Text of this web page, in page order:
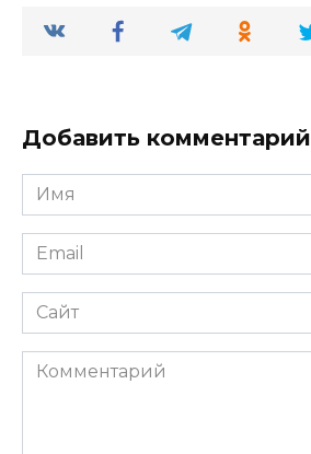
Добавить комментарий
Имя
*
Email
*
Сайт
Комментарий